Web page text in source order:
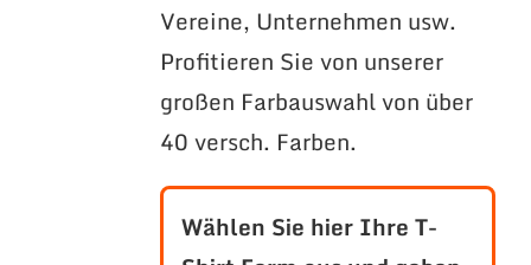
Vereine, Unternehmen usw.
Profitieren Sie von unserer
großen Farbauswahl von über
40 versch. Farben.
Wählen Sie hier Ihre T-